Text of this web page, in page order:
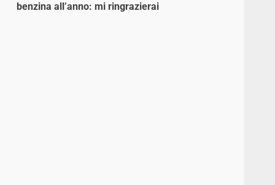
benzina all’anno: mi ringrazierai